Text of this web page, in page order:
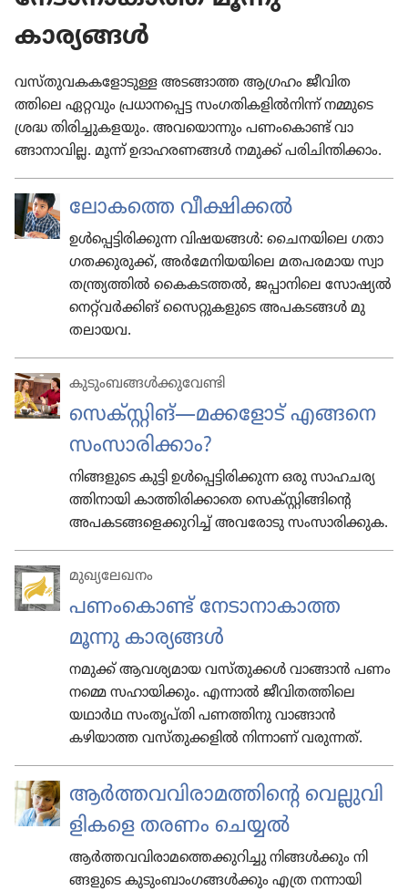
കാര്യങ്ങൾ
വസ്‌തുവകകളോടുള്ള അടങ്ങാത്ത ആഗ്രഹം ജീ​വിത​
ത്തിലെ ഏറ്റവും പ്ര​ധാന​പ്പെട്ട സംഗ​തിക​ളിൽനിന്ന് നമ്മുടെ
ശ്രദ്ധ തിരി​ച്ചു​കള​യും. അവ​യൊ​ന്നും പണം​കൊണ്ട് വാ​
ങ്ങാനാ​വില്ല. മൂന്ന് ഉദാ​ഹര​ണങ്ങൾ നമുക്ക് പരി​ചിന്തി​ക്കാം.
ലോകത്തെ വീക്ഷിക്കൽ
ഉൾപ്പെട്ടിരിക്കുന്ന വിഷയങ്ങൾ: ചൈനയി​ലെ ഗതാ​
ഗത​ക്കുരുക്ക്, അർ​മേനി​യയി​ലെ മത​പര​മായ സ്വാ​
തന്ത്ര്യ​ത്തിൽ കൈക​ടത്തൽ, ജപ്പാ​നി​ലെ സോഷ്യൽ
നെറ്റ്‌വർക്കിങ്‌ സൈ​റ്റുക​ളുടെ അപകടങ്ങൾ മു​
തലാ​യവ.
കുടുംബങ്ങള്‍ക്കുവേണ്ടി
സെക്‌സ്റ്റിങ്‌—മക്ക​ളോട്‌ എങ്ങനെ
സം​സാരി​ക്കാം?
നിങ്ങളുടെ കുട്ടി ഉൾ​പ്പെട്ടി​രി​ക്കുന്ന ഒരു സാഹ​ചര്യ​
ത്തിനാ​യി കാത്തി​രി​ക്കാതെ സെക്‌സ്റ്റിങ്ങിന്‍റെ
അപക​ടങ്ങ​ളെക്കു​റിച്ച് അവ​രോ​ടു സം​സാരി​ക്കുക.
മുഖ്യലേഖനം
പണംകൊണ്ട് നേ​ടാനാ​കാത്ത
മൂന്നു കാര്യങ്ങൾ
നമുക്ക് ആവ​ശ്യ​മായ വസ്‌തു​ക്കൾ വാങ്ങാൻ പണം
നമ്മെ സഹാ​യി​ക്കും. എന്നാൽ ജീ​വിത​ത്തിലെ
യഥാർഥ സംതൃപ്‌തി പണത്തിനു വാങ്ങാൻ
കഴിയാത്ത വസ്‌തു​ക്കളിൽ നിന്നാണ്‌ വരുന്നത്‌.
ആർത്തവവിരാമത്തിന്‍റെ വെല്ലു​വി​
ളി​കളെ തരണം ചെയ്യൽ
ആർത്തവവിരാമത്തെക്കുറിച്ചു നി​ങ്ങൾക്കും നി​
ങ്ങളു​ടെ കു​ടും​ബാം​ഗങ്ങൾക്കും എത്ര നന്നായി